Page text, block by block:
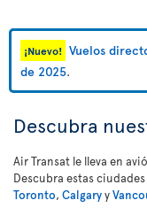
¡Nuevo! Vuelos
de 2025.
Descubra
Air Transat le lleva en
Descubra estas
Toronto, Calgaryy